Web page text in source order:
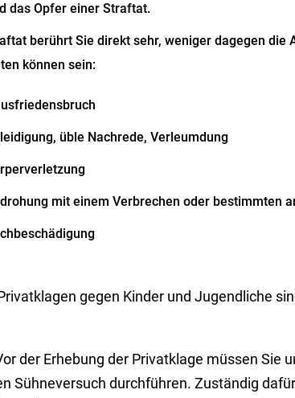
das Opfer einer Straftat.
berührt Sie direkt sehr, weniger dagegen die
können sein:
üble Nachrede, Verleumdung
mit einem Verbrechen oder bestimmten
gegen Kinder und Jugendliche
der Erhebung der Privatklage müssen Sie
Sühneversuch durchführen. Zuständig